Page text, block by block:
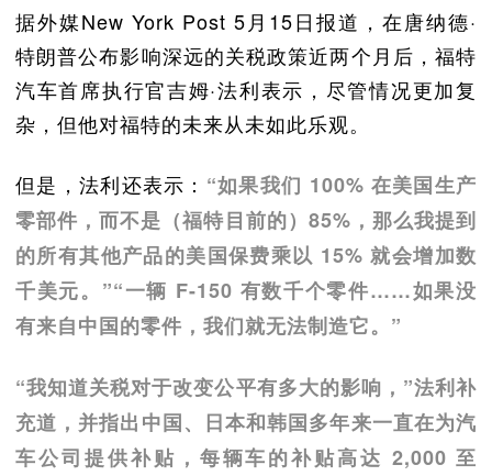
据外媒New York Post 5月15日报道，在唐纳德·
特朗普公布影响深远的关税政策近两个月后，福特
汽车首席执行官吉姆·法利表示，尽管情况更加复
杂，但他对福特的未来从未如此乐观。
但是，法利还表示： “如果我们 100% 在美国生产
零部件，而不是（福特目前的）85%，那么我提到
的所有其他产品的美国保费乘以 15% 就会增加数
千美元。”“一辆 F-150 有数千个零件……如果没
有来自中国的零件，我们就无法制造它。”
“我知道关税对于改变公平有多大的影响，”法利补
充道，并指出中国、日本和韩国多年来一直在为汽
车公司提供补贴，每辆车的补贴高达 2,000 至